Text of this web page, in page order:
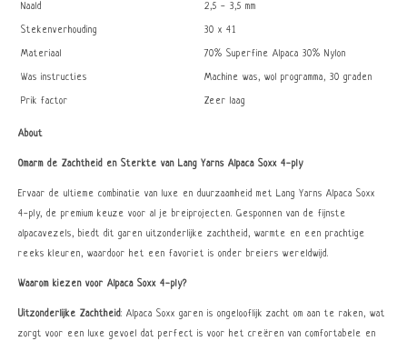
Naald 2,5 - 3,5 mm
Stekenverhouding 30 x 41
Materiaal 70% Superfine Alpaca 30% Nylon
Was instructies Machine was, wol programma, 30 graden
Prik factor Zeer laag
About
Omarm de Zachtheid en Sterkte van Lang Yarns Alpaca Soxx 4-ply
Ervaar de ultieme combinatie van luxe en duurzaamheid met Lang Yarns Alpaca Soxx
4-ply, de premium keuze voor al je breiprojecten. Gesponnen van de fijnste
alpacavezels, biedt dit garen uitzonderlijke zachtheid, warmte en een prachtige
reeks kleuren, waardoor het een favoriet is onder breiers wereldwijd.
Waarom kiezen voor Alpaca Soxx 4-ply?
Uitzonderlijke Zachtheid: Alpaca Soxx garen is ongelooflijk zacht om aan te raken, wat
zorgt voor een luxe gevoel dat perfect is voor het creëren van comfortabele en